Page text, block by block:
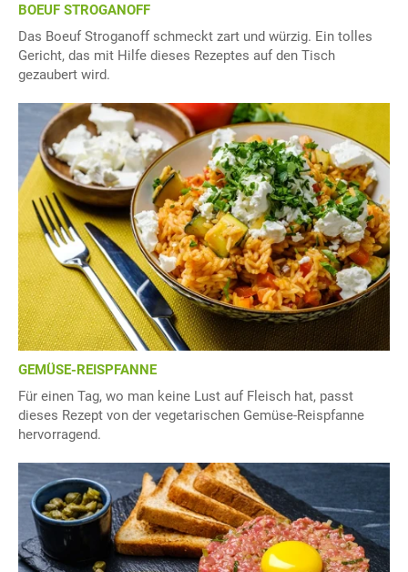
BOEUF STROGANOFF
Das Boeuf Stroganoff schmeckt zart und würzig. Ein tolles
Gericht, das mit Hilfe dieses Rezeptes auf den Tisch
gezaubert wird.
GEMÜSE-REISPFANNE
Für einen Tag, wo man keine Lust auf Fleisch hat, passt
dieses Rezept von der vegetarischen Gemüse-Reispfanne
hervorragend.